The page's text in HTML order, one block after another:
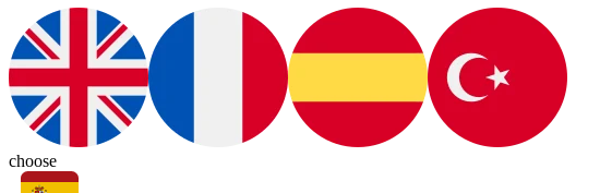
choose